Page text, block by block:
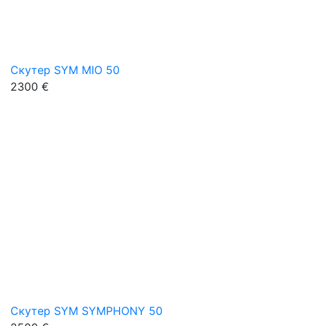
Скутер SYM MIO 50
2300 €
Скутер SYM SYMPHONY 50